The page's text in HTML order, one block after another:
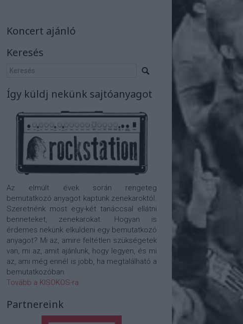
Koncert ajánló
Keresés
Így küldj nekünk sajtóanyagot
Az elmúlt évek során rengeteg
bemutatkozó anyagot kaptunk zenekaroktól.
Szeretnénk most egy-két tanáccsal ellátni
benneteket, zenekarokat. Hogyan is
érdemes nekünk elküldeni egy bemutatkozó
anyagot? Mi az, amire feltétlen szükségetek
van, mi az, amit ajánlunk, hogy legyen, és mi
az, ami még ennél is jobb, ha megtalálható a
bemutatkozóban.
Tovább a KISOKOS-ra
Partnereink